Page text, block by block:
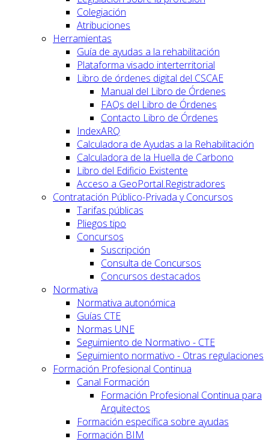
Colegiación
Atribuciones
Herramientas
Guía de ayudas a la rehabilitación
Plataforma visado interterritorial
Libro de órdenes digital del CSCAE
Manual del Libro de Órdenes
FAQs del Libro de Órdenes
Contacto Libro de Órdenes
IndexARQ
Calculadora de Ayudas a la Rehabilitación
Calculadora de la Huella de Carbono
Libro del Edificio Existente
Acceso a GeoPortal.Registradores
Contratación Público-Privada y Concursos
Tarifas públicas
Pliegos tipo
Concursos
Suscripción
Consulta de Concursos
Concursos destacados
Normativa
Normativa autonómica
Guías CTE
Normas UNE
Seguimiento de Normativo - CTE
Seguimiento normativo - Otras regulaciones
Formación Profesional Continua
Canal Formación
Formación Profesional Continua para
Arquitectos
Formación específica sobre ayudas
Formación BIM